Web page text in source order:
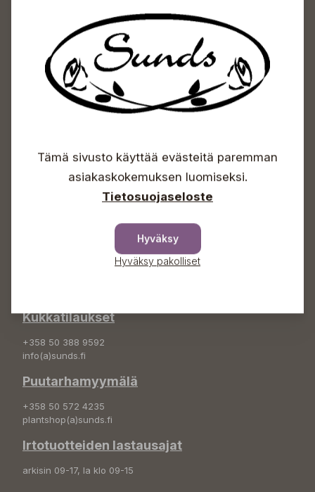
Sundin Puutarhakeskus
Avoinna
Sunnuntaisin Itsepalvelu
Info & vaihde
+358 50 388 9592
Kukkatilaukset
+358 50 388 9592
info(a)sunds.fi
Puutarhamyymälä
+358 50 572 4235
plantshop(a)sunds.fi
Irtotuotteiden lastausajat
arkisin 09-17, la klo 09-15
Tämä sivusto käyttää evästeitä paremman
asiakaskokemuksen luomiseksi.
Tietosuojaseloste
Hyväksy
Hyväksy pakolliset